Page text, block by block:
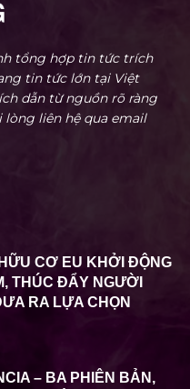
tổng hợp tin tức trích
tin tức lớn tại Việt
dẫn từ nguồn rõ ràng
lòng liên hệ qua email
CƠ EU KHỞI ĐỘNG
THÚC ĐẨY NGƯỜI
RA LỰA CHỌN
– BA PHIÊN BẢN,